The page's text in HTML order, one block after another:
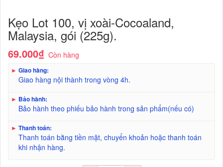
Kẹo Lot 100, vị xoài-Cocoaland,
Malaysia, gói (225g).
69.000₫ Còn hàng
► Giao hàng:
Giao hàng nội thành trong vòng 4h.
► Bảo hành:
Bảo hành theo phiếu bảo hành trong sản phẩm(nếu có)
► Thanh toán:
Thanh toán bằng tiền mặt, chuyển khoản hoặc thanh toán
khi nhận hàng.